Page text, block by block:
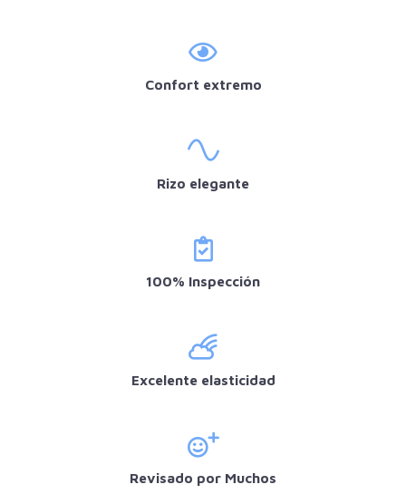
Confort extremo
Rizo elegante
100% Inspección
Excelente elasticidad
Revisado por Muchos